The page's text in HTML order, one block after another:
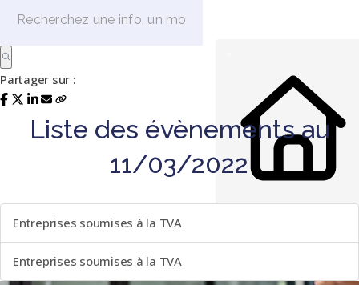
Partager sur :
Liste des évènements au
11/03/2022
Entreprises soumises à la TVA
Entreprises soumises à la TVA